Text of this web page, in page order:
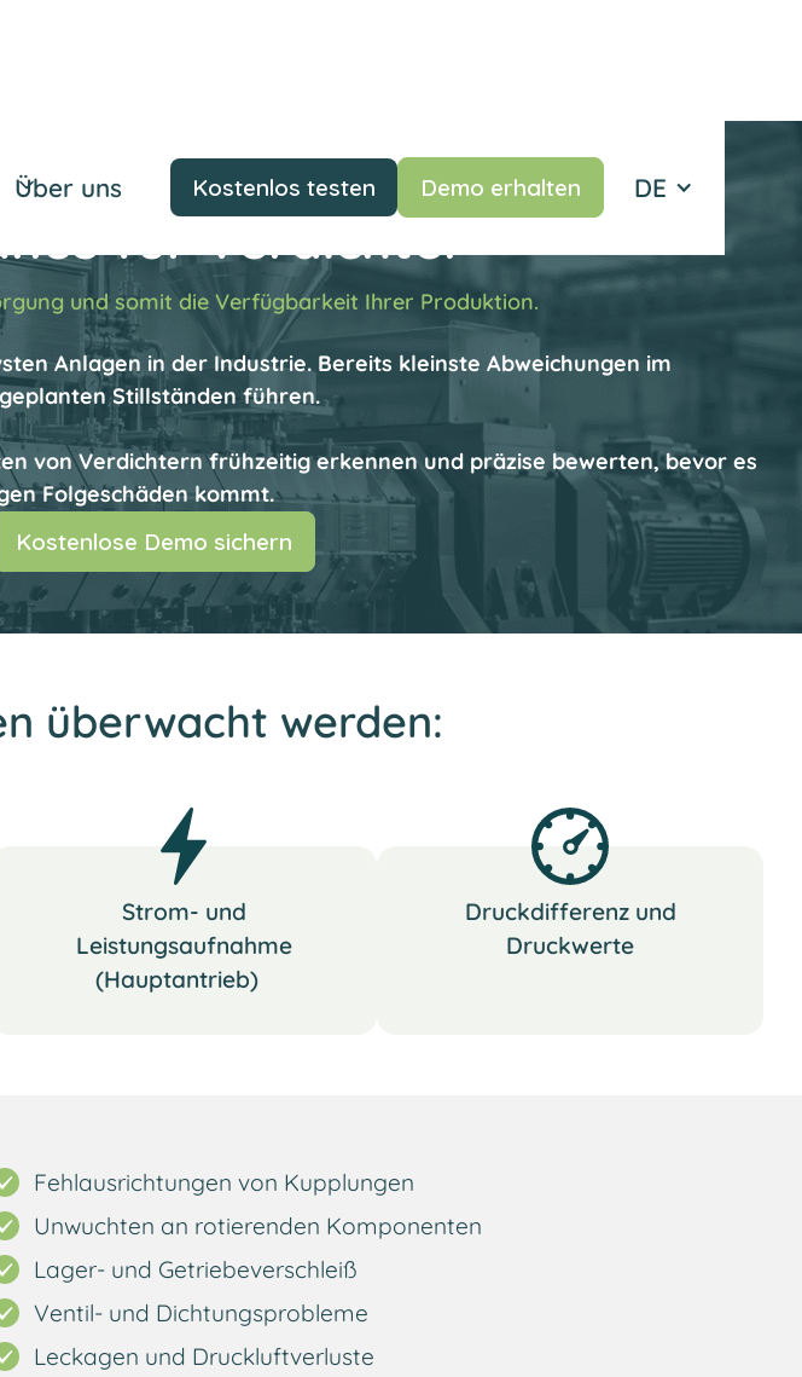
Über uns Kostenlos testen Demo erhalten DE
für Verdichter
und somit die Verfügbarkeit Ihrer Produktion.
Anlagen in der Industrie. Bereits kleinste Abweichungen im
Stillständen führen.
von Verdichtern frühzeitig erkennen und präzise bewerten, bevor es
Folgeschäden kommt.
Kostenlose Demo sichern
überwacht werden:
Strom- und
Leistungsaufnahme
(Hauptantrieb)
Druckdifferenz und
Druckwerte
Fehlausrichtungen von Kupplungen
Unwuchten an rotierenden Komponenten
Lager- und Getriebeverschleiß
Ventil- und Dichtungsprobleme
Leckagen und Druckluftverluste